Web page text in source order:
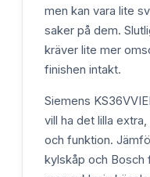
men kan vara lite
saker på dem.
kräver lite mer
finishen intakt.
Siemens
vill ha det lilla
och funktion.
kylskåp och Bosch